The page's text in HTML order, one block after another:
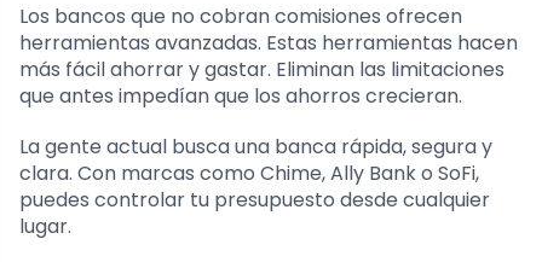
Los bancos que no cobran comisiones ofrecen
herramientas avanzadas. Estas herramientas hacen
más fácil ahorrar y gastar. Eliminan las limitaciones
que antes impedían que los ahorros crecieran.
La gente actual busca una banca rápida, segura y
clara. Con marcas como Chime, Ally Bank o SoFi,
puedes controlar tu presupuesto desde cualquier
lugar.